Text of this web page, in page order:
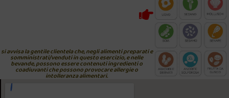
si avvisa la gentile clientela che, negli alimenti preparati e
somministrati/venduti in questo esercizio, e nelle
bevande, possono essere contenuti ingredienti o
coadiuvanti che possono provocare allergie o
intolleranza alimentari.